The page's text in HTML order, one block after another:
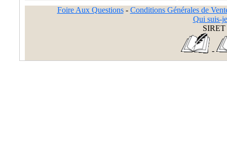
Foire Aux Questions- Conditions Générales de
Qui suis-
SIRET
-